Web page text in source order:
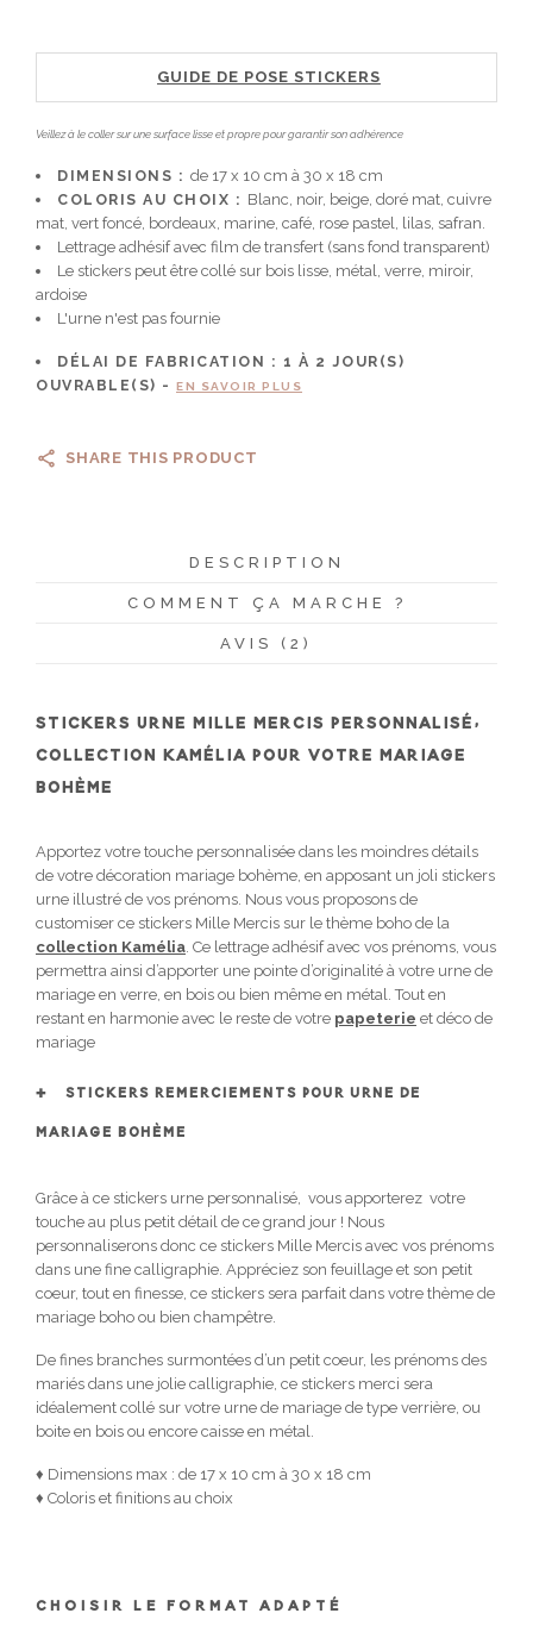
GUIDE DE POSE STICKERS
Veillez à le coller sur une surface lisse et propre pour garantir son adhérence
DIMENSIONS : de 17 x 10 cm à 30 x 18 cm
COLORIS AU CHOIX : Blanc, noir, beige, doré mat, cuivre
mat, vert foncé, bordeaux, marine, café, rose pastel, lilas, safran.
Lettrage adhésif avec film de transfert (sans fond transparent)
Le stickers peut être collé sur bois lisse, métal, verre, miroir,
ardoise
L'urne n'est pas fournie
DÉLAI DE FABRICATION : 1 À 2 JOUR(S)
OUVRABLE(S) -
EN SAVOIR PLUS
SHARE THIS PRODUCT
DESCRIPTION
COMMENT ÇA MARCHE ?
AVIS (2)
STICKERS URNE MILLE MERCIS PERSONNALISÉ,
COLLECTION KAMÉLIA POUR VOTRE MARIAGE
BOHÈME
Apportez votre touche personnalisée dans les moindres détails
de votre décoration mariage bohème, en apposant un joli stickers
urne illustré de vos prénoms. Nous vous proposons de
customiser ce stickers Mille Mercis sur le thème boho de la
collection Kamélia. Ce lettrage adhésif avec vos prénoms, vous
permettra ainsi d’apporter une pointe d’originalité à votre urne de
mariage en verre, en bois ou bien même en métal. Tout en
restant en harmonie avec le reste de votre papeterie et déco de
mariage
STICKERS REMERCIEMENTS POUR URNE DE
MARIAGE BOHÈME
Grâce à ce stickers urne personnalisé, vous apporterez votre
touche au plus petit détail de ce grand jour ! Nous
personnaliserons donc ce stickers Mille Mercis avec vos prénoms
dans une fine calligraphie. Appréciez son feuillage et son petit
coeur, tout en finesse, ce stickers sera parfait dans votre thème de
mariage boho ou bien champêtre.
De fines branches surmontées d’un petit coeur, les prénoms des
mariés dans une jolie calligraphie, ce stickers merci sera
idéalement collé sur votre urne de mariage de type verrière, ou
boite en bois ou encore caisse en métal.
♦ Dimensions max : de 17 x 10 cm à 30 x 18 cm
♦ Coloris et finitions au choix
CHOISIR LE FORMAT ADAPTÉ